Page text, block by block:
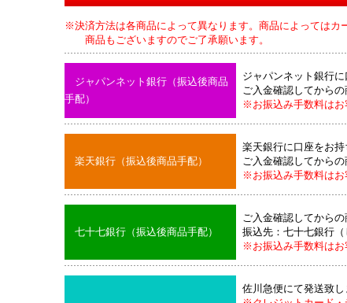
※決済方法は各商品によって異なります。商品によってはカ
商品もございますのでご了承願います。
ジャパンネット銀行（振込後商品
手配）
ジャパンネット銀行
ご入金確認してからの
※お振込み手数料はお
楽天銀行（振込後商品手配）
楽天銀行に口座をお持
ご入金確認してからの
※お振込み手数料はお
七十七銀行（振込後商品手配）
ご入金確認してからの
振込先：七十七銀行
※お振込み手数料はお
佐川急便にて発送致し